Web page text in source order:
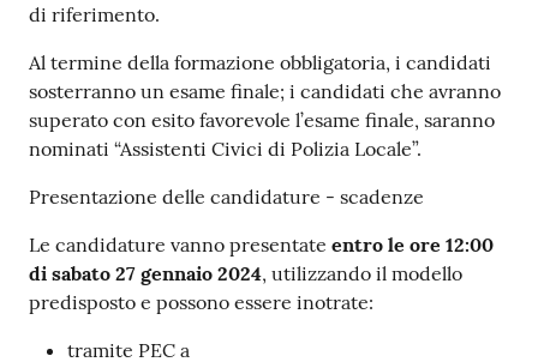
di riferimento.
Al termine della formazione obbligatoria, i candidati
sosterranno un esame finale; i candidati che avranno
superato con esito favorevole l’esame finale, saranno
nominati “Assistenti Civici di Polizia Locale”.
Presentazione delle candidature - scadenze
Le candidature vanno presentate entro le ore 12:00
di sabato 27 gennaio 2024, utilizzando il modello
predisposto e possono essere inotrate:
tramite PEC a